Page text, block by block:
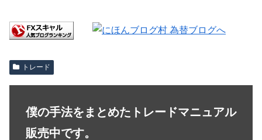
トレード
僕の手法をまとめたトレードマニュアル
販売中です。